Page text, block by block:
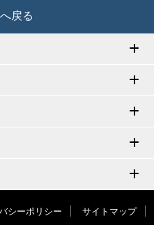
戻る
シーポリシー サイトマップ